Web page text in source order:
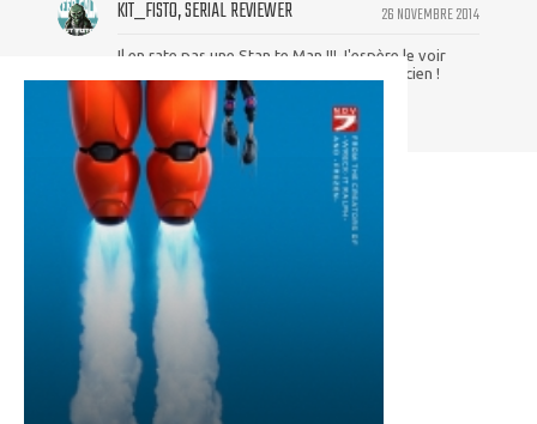
26 NOVEMBRE 2014
KIT_FISTO, SERIAL REVIEWER
Il en rate pas une Stan te Man !!! J'espère le voir
encore plusieurs fois dans des caméo l'ancien !